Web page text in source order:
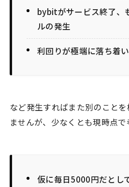
bybitがサービス終了、
ルの発生
利回りが極端に落ち着
など発生すればまた別のこと
ませんが、少なくとも現時点で
仮に毎日5000円だとし